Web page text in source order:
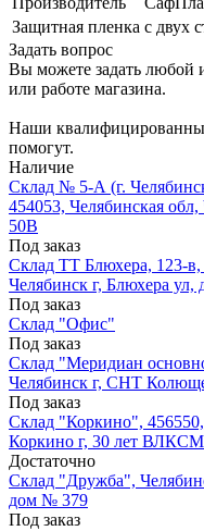
Защитная пленка с двух
Задать вопрос
Вы можете задать любой
или работе магазина.
Наши
помогут.
Наличие
Склад № 5-А (г.
454053, Челябинская
50В
Под заказ
Склад ТТ Блюхера, 123-в,
Челябинск г, Блюхера
Под заказ
Склад "Офис"
Под заказ
Склад "Меридиан
Челябинск г, СНТ
Под заказ
Склад "Коркино",
Коркино г, 30 лет
Достаточно
Склад "Дружба",
дом № 379
Под заказ